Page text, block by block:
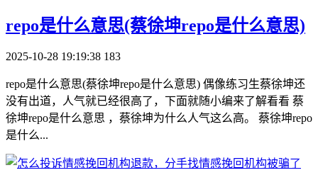
​repo是什么意思(蔡徐坤repo是什么意思)
2025-10-28 19:19:38 183
repo是什么意思(蔡徐坤repo是什么意思) 偶像练习生蔡徐坤还
没有出道，人气就已经很高了，下面就随小编来了解看看 蔡
徐坤repo是什么意思 ，蔡徐坤为什么人气这么高。 蔡徐坤repo
是什么...